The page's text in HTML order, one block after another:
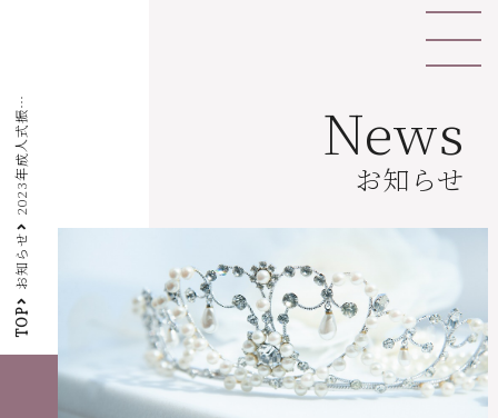
News
お知らせ
TOP
お知らせ
振
せ